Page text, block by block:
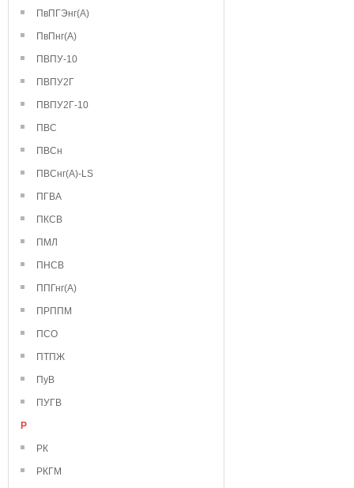
ПвПГЭнг(А)
ПвПнг(А)
ПВПУ-10
ПВПУ2Г
ПВПУ2Г-10
ПВС
ПВСн
ПВСнг(А)-LS
ПГВА
ПКСВ
ПМЛ
ПНСВ
ППГнг(А)
ПРППМ
ПСО
ПТПЖ
ПуВ
ПУГВ
Р
РК
РКГМ